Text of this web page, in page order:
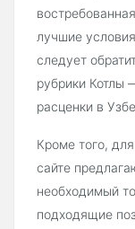
лучшие
следует
рубрики Котлы
расценки в
Кроме того,
сайте
необходимый
подходящие